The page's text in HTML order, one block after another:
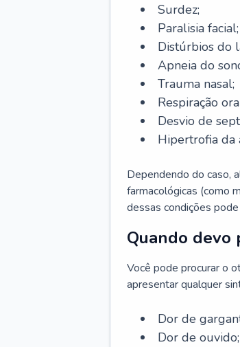
Surdez;
Paralisia facial;
Distúrbios do
Apneia do
Trauma nasal;
Respiração
Desvio de
Hipertrofia da
Dependendo do caso,
farmacológicas (como
dessas condições
Quando
Você pode procurar o
apresentar qualquer
Dor de
Dor de ouvido;